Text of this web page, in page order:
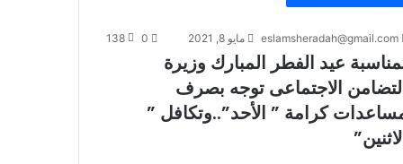
eslamsheradah@gmail.com مايو 8, 2021 0
138
عيد الفطر المبارك وزيرة
الاجتماعى توجه بصرف
كرامة ” الأحد”..وتكافل ”